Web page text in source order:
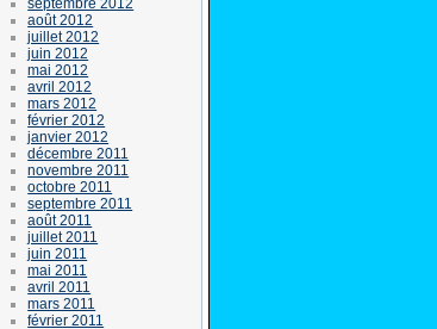
août 2012
juillet 2012
juin 2012
mai 2012
avril 2012
mars 2012
février 2012
janvier 2012
décembre 2011
novembre 2011
octobre 2011
septembre 2011
août 2011
juillet 2011
juin 2011
mai 2011
avril 2011
mars 2011
février 2011